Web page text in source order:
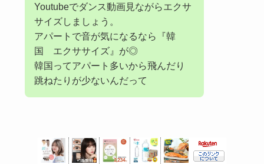
Youtubeでダンス動画見ながらエクサ
サイズしましょう。
アパートで音が気になるなら『韓
国 エクササイズ』が◎
韓国ってアパート多いから飛んだり
跳ねたりが少ないんだって